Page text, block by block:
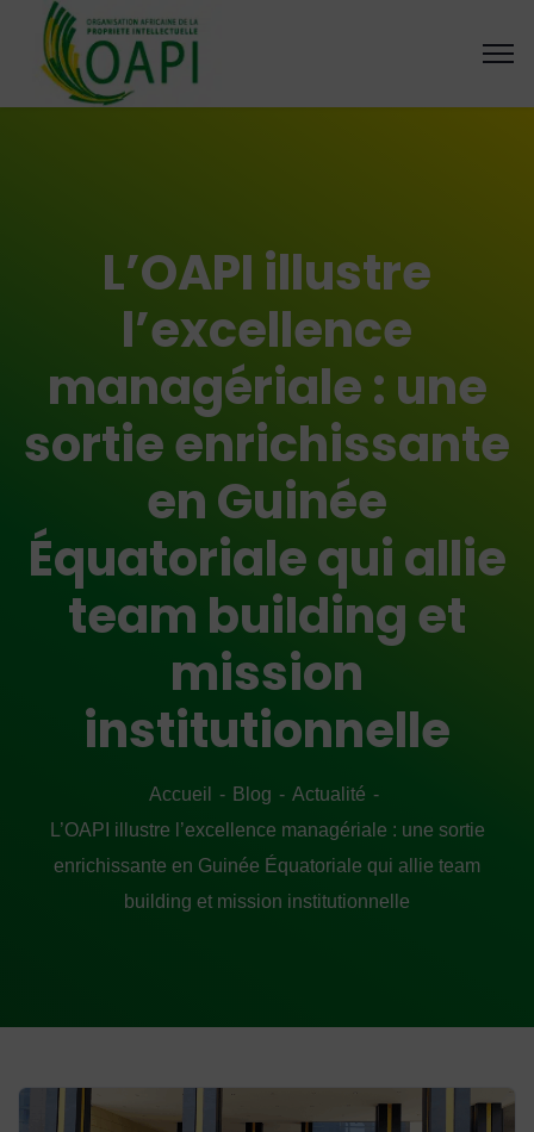
L’OAPI illustre
l’excellence
managériale : une
sortie enrichissante
en Guinée
Équatoriale qui allie
team building et
mission
institutionnelle
Accueil Blog
Actualité
L’OAPI illustre l’excellence managériale : une sortie
enrichissante en Guinée Équatoriale qui allie team
building et mission institutionnelle